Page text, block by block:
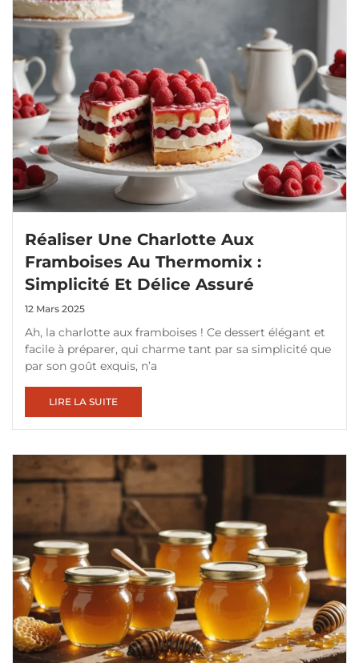
Réaliser Une Charlotte Aux
Framboises Au Thermomix :
Simplicité Et Délice Assuré
12 Mars 2025
Ah, la charlotte aux framboises ! Ce dessert élégant et
facile à préparer, qui charme tant par sa simplicité que
par son goût exquis, n’a
LIRE LA SUITE